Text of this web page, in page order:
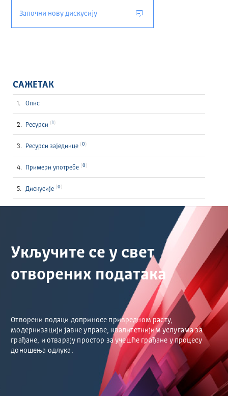
Започни нову дискусију
САЖЕТАК
Опис
Ресурси 1
Ресурси заједнице 0
Примери употребе 0
Дискусије 0
Укључите се у свет
отворених података
Отворени подаци доприносе привредном расту,
модернизацији јавне управе, квалитетнијим услугама за
грађане, и отварају простор за учешће грађане у процесу
доношења одлука.